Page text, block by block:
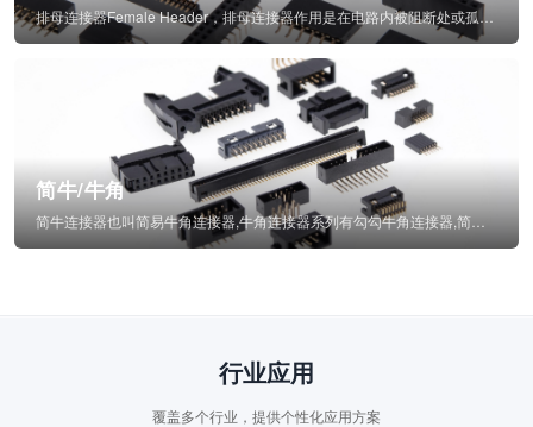
排母连接器Female Header，排母连接器作用是在电路内被阻断处或孤立不通...
简牛/牛角
行业应用
覆盖多个行业，提供个性化应用方案